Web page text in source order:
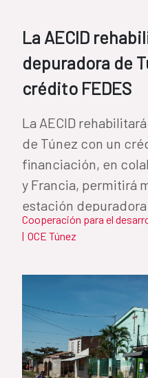
La AECID
depuradora de
crédito FEDES
La AECID
de Túnez con un
financiación, en
y Francia, permitirá
estación
Cooperación para el
| OCE Túnez